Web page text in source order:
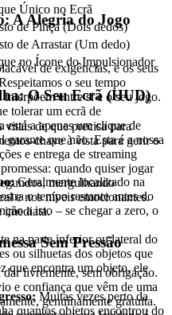
Único no Ecrã
de Pinça (Dois dedos)
de Arrastar (Um dedo)
no Ícone do Impulsionador
O Seu Ecrã (HUD)
vitais de que precisa para
chave à vista para gerir o
Geralmente localizado na
o tempo restante antes do
a isto – se chegar a zero, o
na parte inferior ou lateral do
ou silhuetas dos objetos que
que encontra um objeto, ele
Muitas vezes perto da
quantos objetos encontrou do
A Alegria do Jogo
de exigências, e os seus
o seu tempo
entre si e o seu jogo.
tolerar um ecrã de
está a apenas um clique de
que não. Esta é a nossa
e entrega de streaming
quando quiser jogar
mergulhando
e nos níveis emocionantes.
imediata.
Sem Pressão
livremente, sem obrigação.
e confiança que vêm de uma
genuinamente gratuita.